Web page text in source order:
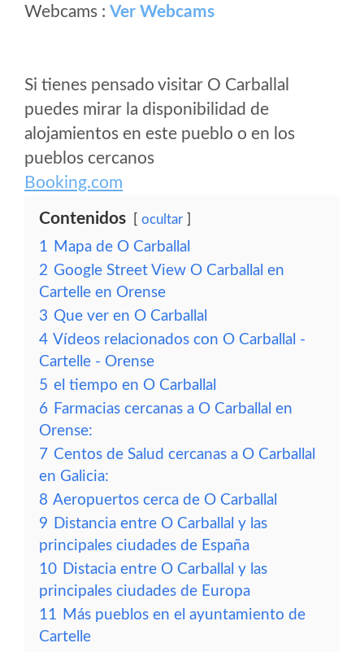
Webcams : Ver Webcams
Si tienes pensado visitar O Carballal
puedes mirar la disponibilidad de
alojamientos en este pueblo o en los
pueblos cercanos
Booking.com
Contenidos ocultar
1 Mapa de O Carballal
2 Google Street View O Carballal en
Cartelle en Orense
3 Que ver en O Carballal
4 Vídeos relacionados con O Carballal -
Cartelle - Orense
5 el tiempo en O Carballal
6 Farmacias cercanas a O Carballal en
Orense:
7 Centos de Salud cercanas a O Carballal
en Galicia:
8 Aeropuertos cerca de O Carballal
9 Distancia entre O Carballal y las
principales ciudades de España
10 Distacia entre O Carballal y las
principales ciudades de Europa
11 Más pueblos en el ayuntamiento de
Cartelle